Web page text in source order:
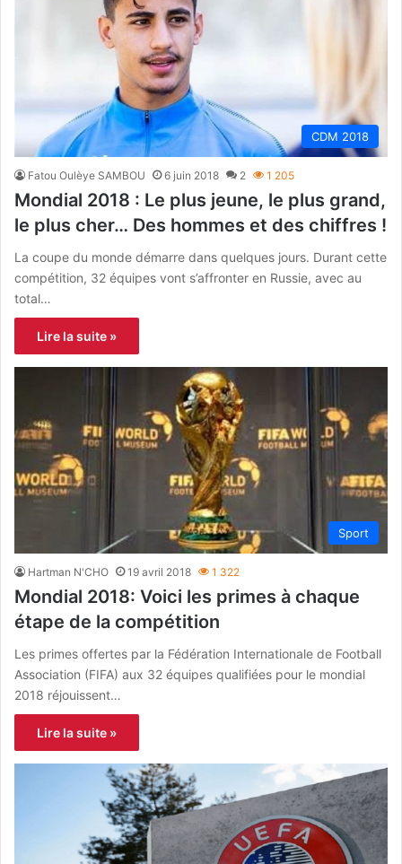
CDM 2018
Fatou Oulèye SAMBOU 6 juin 2018 2 1 205
Mondial 2018 : Le plus jeune, le plus grand,
le plus cher… Des hommes et des chiffres !
La coupe du monde démarre dans quelques jours. Durant cette
compétition, 32 équipes vont s’affronter en Russie, avec au
total…
Lire la suite »
Sport
Hartman N'CHO 19 avril 2018 1 322
Mondial 2018: Voici les primes à chaque
étape de la compétition
Les primes offertes par la Fédération Internationale de Football
Association (FIFA) aux 32 équipes qualifiées pour le mondial
2018 réjouissent…
Lire la suite »